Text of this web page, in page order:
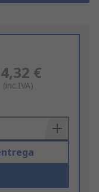
€
(inc.IVA)